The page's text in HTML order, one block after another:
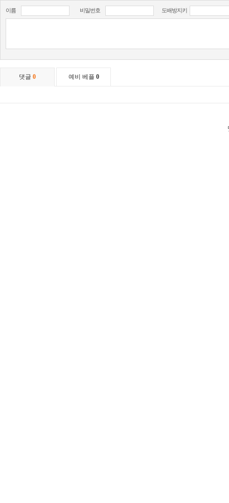
이름 비밀번호 도배방지키
댓글 0 예비 베플 0